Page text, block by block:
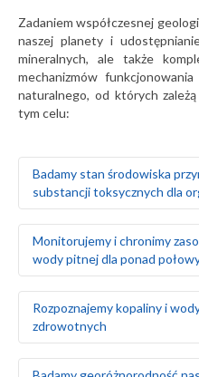
Zadaniem współczesnej
naszej planety i
mineralnych, ale także
mechanizmów
naturalnego, od których
tym celu:
Badamy stan środowiska
substancji toksycznych dla
skażenie w wyniku
Prowadzimy badania
powierzchniowych, gleb
wodnych rzek i jezior
Monitorujemy
obiektów stwarzających
naturalnego, takich jak:
paliw, lotniska, bazy
Monitorujemy i chronimy
wody pitnej dla ponad
podziemnych na
Szacujemy stopień
podziemnych –
deficytowe
Rozpoznajemy kopaliny i
zdrowotnych